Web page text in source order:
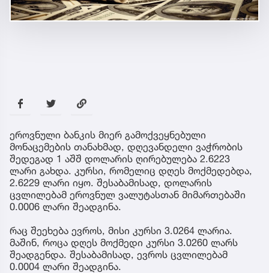
ეროვნული ბანკის მიერ გამოქვეყნებული
მონაცემების თანახმად, დღევანდელი ვაჭრობის
შედეგად 1 აშშ დოლარის ღირებულება 2.6223
ლარი გახდა. კურსი, რომელიც დღეს მოქმედებდა,
2.6229 ლარი იყო. შესაბამისად, დოლარის
ცვლილებამ ეროვნულ ვალუტასთან მიმართებაში
0.0006 ლარი შეადგინა.
რაც შეეხება ევროს, მისი კურსი 3.0264 ლარია.
მაშინ, როცა დღეს მოქმედი კურსი 3.0260 ლარს
შეადგენდა. შესაბამისად, ევროს ცვლილებამ
0.0004 ლარი შეადგინა.